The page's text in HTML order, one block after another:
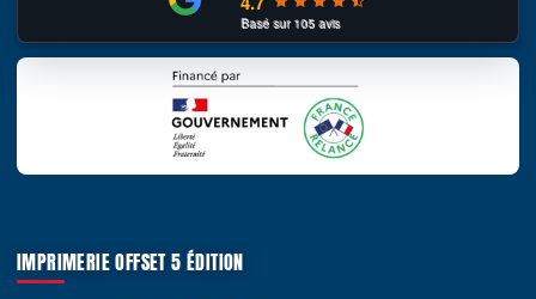
Basé sur105avis
IMPRIMERIE OFFSET 5 ÉDITION